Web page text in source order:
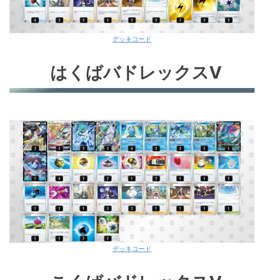
デッキコード
はくばバドレックスV
デッキコード